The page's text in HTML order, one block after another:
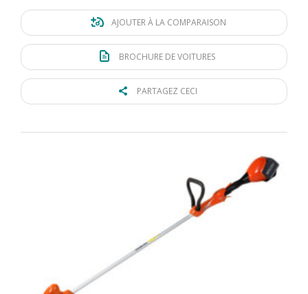
AJOUTER À LA COMPARAISON
BROCHURE DE VOITURES
PARTAGEZ CECI